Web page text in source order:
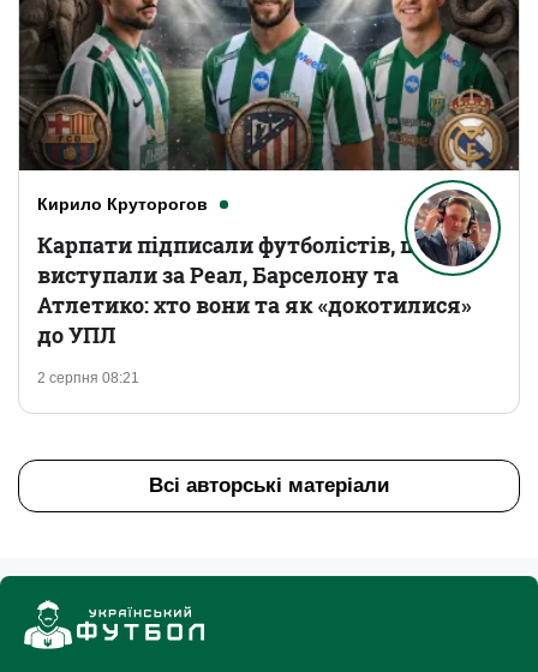
Кирило Круторогов
2 серпня 08:21
Карпати підписали футболістів, що
виступали за Реал, Барселону та
Атлетико: хто вони та як «докотилися»
до УПЛ
Всі авторські матеріали